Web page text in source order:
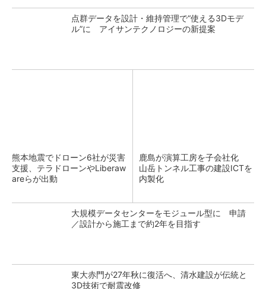
点群データを設計・維持管理で“使える3Dモデ
ル”に アイサンテクノロジーの新提案
熊本地震でドローン6社が災害
支援、テラドローンやLiberaw
areらが出動
鹿島が演算工房を子会社化
山岳トンネル工事の建設ICTを
内製化
大規模データセンターをモジュール型に 申請
／設計から施工まで約2年を目指す
東大赤門が27年秋に復活へ、清水建設が伝統と
3D技術で耐震改修